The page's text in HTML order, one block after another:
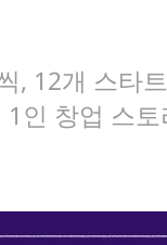
, 12개 스타
인 창업 스토